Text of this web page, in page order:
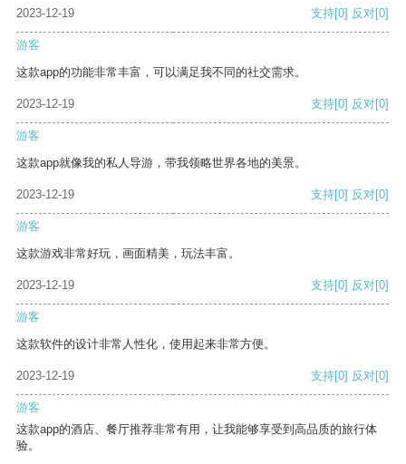
2023-12-19
支持[0] 反对[0]
游客
这款app的功能非常丰富，可以满足我不同的社交需求。
2023-12-19 支持[0] 反对[0]
游客
这款app就像我的私人导游，带我领略世界各地的美景。
2023-12-19 支持[0] 反对[0]
游客
这款游戏非常好玩，画面精美，玩法丰富。
2023-12-19 支持[0] 反对[0]
游客
这款软件的设计非常人性化，使用起来非常方便。
2023-12-19 支持[0] 反对[0]
游客
这款app的酒店、餐厅推荐非常有用，让我能够享受到高品质的旅行体
验。